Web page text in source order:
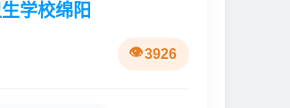
学校绵阳
3926